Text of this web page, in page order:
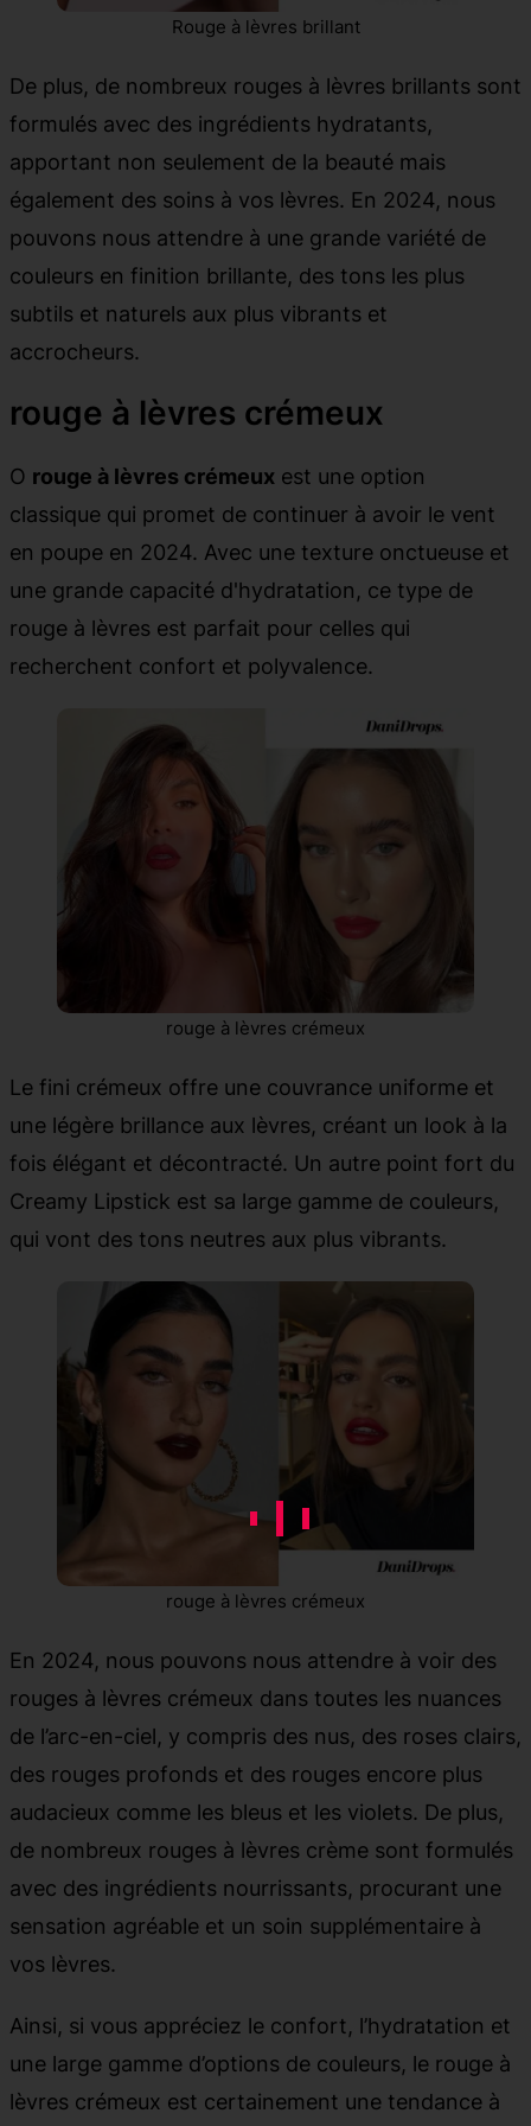
Rouge à lèvres brillant
De plus, de nombreux rouges à lèvres brillants sont
formulés avec des ingrédients hydratants,
apportant non seulement de la beauté mais
également des soins à vos lèvres. En 2024, nous
pouvons nous attendre à une grande variété de
couleurs en finition brillante, des tons les plus
subtils et naturels aux plus vibrants et
accrocheurs.
rouge à lèvres crémeux
O rouge à lèvres crémeux est une option
classique qui promet de continuer à avoir le vent
en poupe en 2024. Avec une texture onctueuse et
une grande capacité d'hydratation, ce type de
rouge à lèvres est parfait pour celles qui
recherchent confort et polyvalence.
rouge à lèvres crémeux
Le fini crémeux offre une couvrance uniforme et
une légère brillance aux lèvres, créant un look à la
fois élégant et décontracté. Un autre point fort du
Creamy Lipstick est sa large gamme de couleurs,
qui vont des tons neutres aux plus vibrants.
rouge à lèvres crémeux
En 2024, nous pouvons nous attendre à voir des
rouges à lèvres crémeux dans toutes les nuances
de l’arc-en-ciel, y compris des nus, des roses clairs,
des rouges profonds et des rouges encore plus
audacieux comme les bleus et les violets. De plus,
de nombreux rouges à lèvres crème sont formulés
avec des ingrédients nourrissants, procurant une
sensation agréable et un soin supplémentaire à
vos lèvres.
Ainsi, si vous appréciez le confort, l’hydratation et
une large gamme d’options de couleurs, le rouge à
lèvres crémeux est certainement une tendance à